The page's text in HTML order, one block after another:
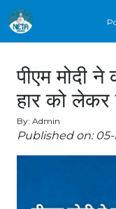
पीएम मोदी
हार को लेकर
By: Admin
Published on: